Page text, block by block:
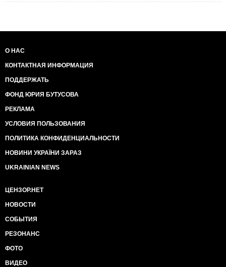
О НАС
КОНТАКТНАЯ ИНФОРМАЦИЯ
ПОДДЕРЖАТЬ
ФОНД ЮРИЯ БУТУСОВА
РЕКЛАМА
УСЛОВИЯ ПОЛЬЗОВАНИЯ
ПОЛИТИКА КОНФИДЕНЦИАЛЬНОСТИ
НОВИНИ УКРАЇНИ ЗАРАЗ
UKRAINIAN NEWS
ЦЕНЗОР.НЕТ
НОВОСТИ
СОБЫТИЯ
РЕЗОНАНС
ФОТО
ВИДЕО